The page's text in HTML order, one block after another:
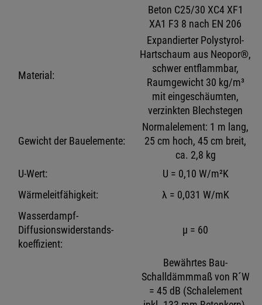
Beton C25/30 XC4 XF1
XA1 F3 8 nach EN 206
Material:
Expandierter Polystyrol-
Hartschaum aus Neopor®,
schwer entflammbar,
Raumgewicht 30 kg/m³
mit eingeschäumten,
verzinkten Blechstegen
Gewicht der Bauelemente:
Normalelement: 1 m lang,
25 cm hoch, 45 cm breit,
ca. 2,8 kg
U-Wert:
U = 0,10 W/m²K
Wärmeleitfähigkeit:
λ = 0,031 W/mK
Wasserdampf-
Diffusionswiderstands-
koeffizient:
μ = 60
Bewährtes Bau-
Schalldämmmaß von R´W
= 45 dB (Schalelement